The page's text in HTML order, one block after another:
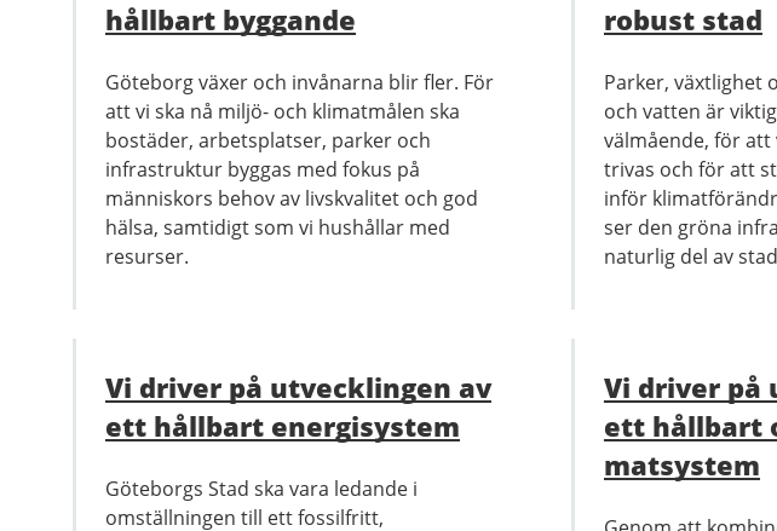
hållbart byggande
Göteborg växer och invånarna blir fler. För
att vi ska nå miljö- och klimatmålen ska
bostäder, arbetsplatser, parker och
infrastruktur byggas med fokus på
människors behov av livskvalitet och god
hälsa, samtidigt som vi hushållar med
resurser.
robust stad
Parker, växtlighet
och vatten är
välmående, för
trivas och för att
inför
ser den gröna
naturlig del av
Vi driver på utvecklingen av
ett hållbart energisystem
Göteborgs Stad ska vara ledande i
omställningen till ett fossilfritt,
Vi driver på
ett hållbart
matsystem